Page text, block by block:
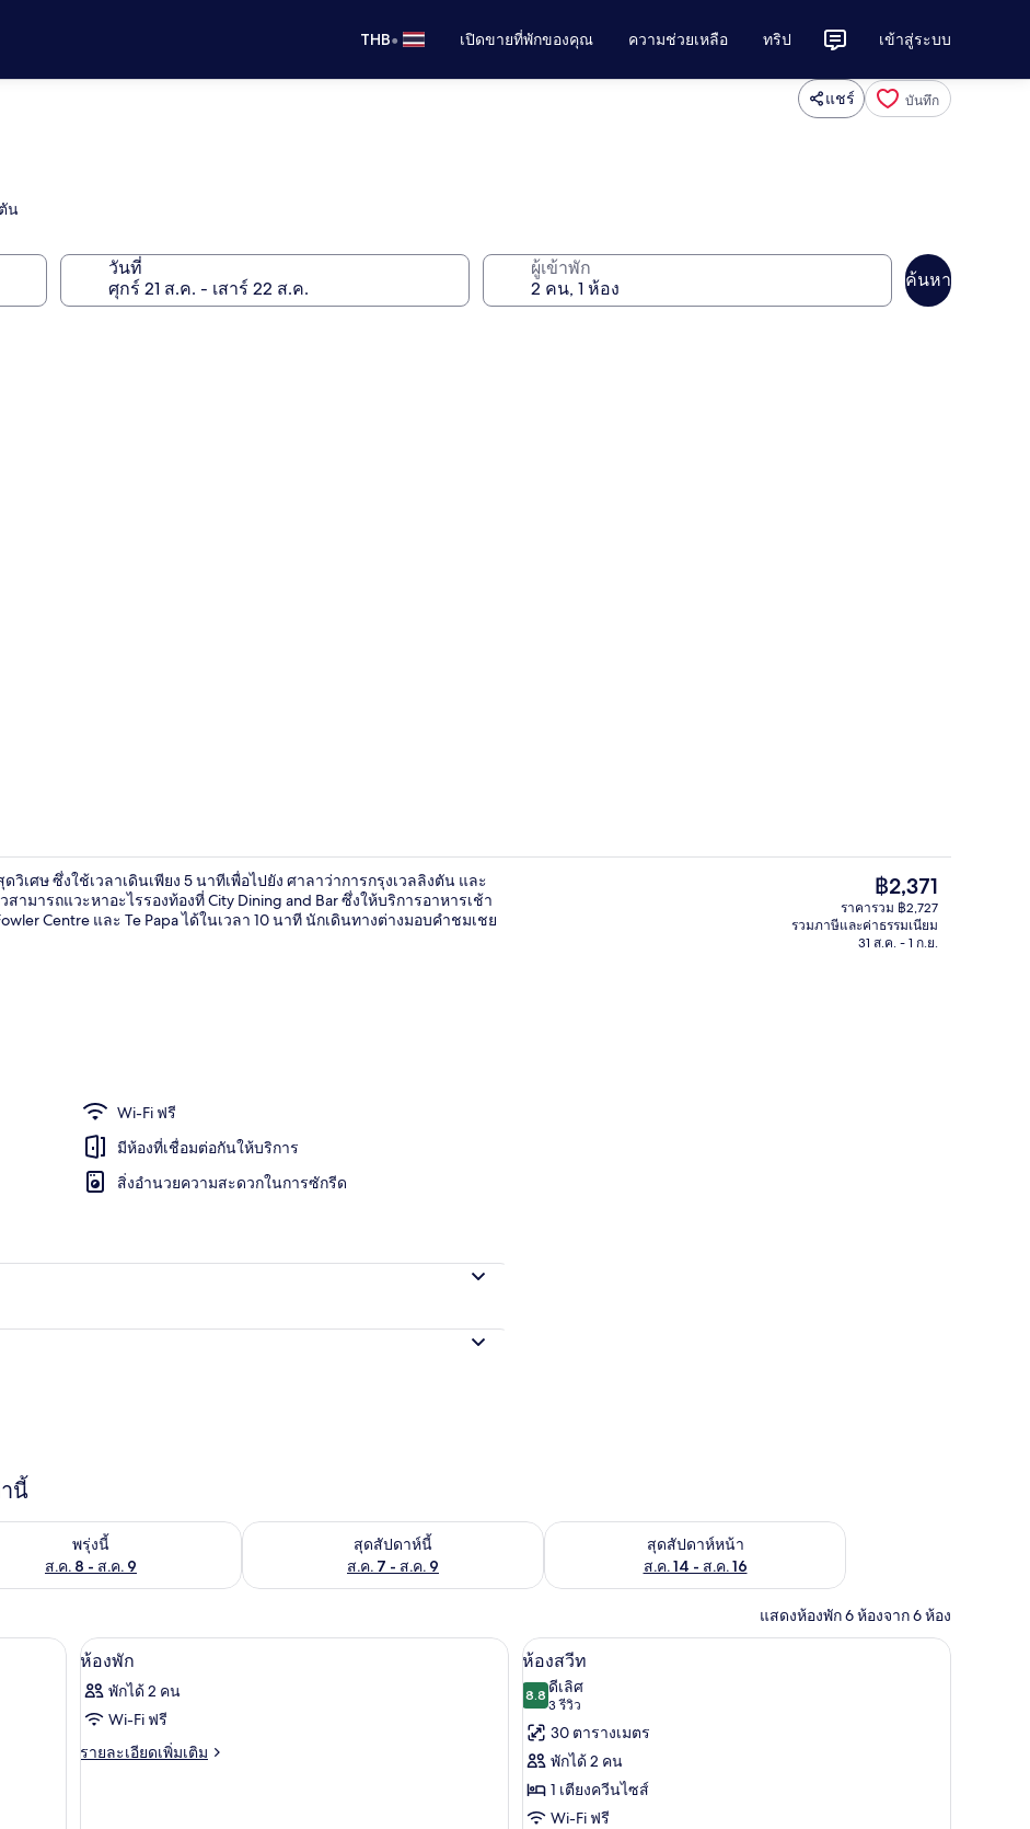
THB• เปิดขายที่พักของคุณ ความช่วยเหลือ ทริป เข้าสู่ระบบ
แชร์ บันทึก
น
วันที่ ผู้เข้าพัก
ค้นหา
ห้องสวีท | โต๊ะทำงาน, ผ้าม่านกันแสง, เตารีด/โต๊ะรีดผ้า, Wi-Fi ฟรี
บริเวณนั่งเล่นที่ล็อบบี้
เศษ ซึ่งใช้เวลาเดินเพียง 5 นาทีเพื่อไปยัง ศาลาว่าการกรุงเวลลิงตัน และ
ามารถแวะหาอะไรรองท้องที่ City Dining and Bar ซึ่งให้บริการอาหารเช้า
Centre และ Te Papa ได้ในเวลา 10 นาที นักเดินทางต่างมอบคำชมเชย
Wi-Fi ฟรี
มีห้องที่เชื่อมต่อกันให้บริการ
สิ่งอำนวยความสะดวกในการซักรีด
ราคา
ปัจจุบัน
฿2,371
฿2,371
ราคารวม ฿2,727
รวมภาษีและค่าธรรมเนียม
31 ส.ค. - 1 ก.ย.
นี้
พรุ่งนี้
ส.ค. 8 - ส.ค. 9
จำนวนห้องพักว่างในพรุ่งนี้ ส.ค. 8 - ส.ค. 9
สุดสัปดาห์นี้
ส.ค. 7 - ส.ค. 9
ตรวจสอบจำนวนห้องพักว่างในสุดสัปดาห์นี้ ส.ค. 7 - ส.ค. 9สุดสัปดาห์หน้า
ส.ค. 14 - ส.ค. 16
ตรวจสอบจำนวนห้องพักว่างในสุดสัปดาห์หน้า ส.ค. 14 - ส.ค. 16
แสดงห้องพัก 6 ห้องจาก 6 ห้อง
, เตารีด/โต๊ะรีดผ้า, Wi-Fi ฟรี
เปิด
ภาพถ่าย
ทั้งหมด
ของ
โต๊ะทำงาน, ผ้าม่านกันแสง, เตารีด/โต๊ะรีดผ้า, Wi-Fi ฟรี
5
ห้องพัก
พักได้ 2 คน
Wi-Fi ฟรี
รายละเอียดเพิ่มเติม
ราย
เปิด
ภาพถ่าย
ทั้งหมด
ของ
ห้อง
สวีท
ห้องสวีท | โต๊ะทำงาน, ผ้าม่านกันแสง, เตารีด/โ
5
ห้องสวีท
8.88.8 จาก 10
ดีเลิศ
3 รีวิว
(3
รีวิว)
30 ตารางเมตร
พักได้ 2 คน
1 เตียงควีนไซส์
Wi-Fi ฟรี